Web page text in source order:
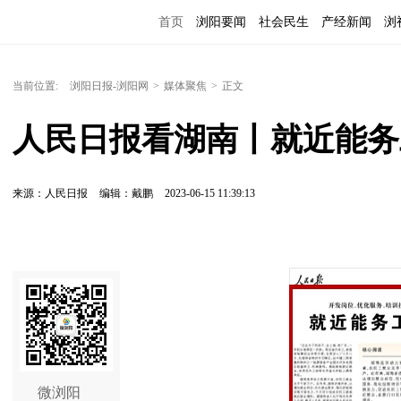
首页 浏阳要闻 社会民生 产经新闻 浏
当前位置: 浏阳日报-浏阳网 > 媒体聚焦 > 正文
人民日报看湖南丨就近能
来源：人民日报 编辑：戴鹏 2023-06-15 11:39:13
微浏阳